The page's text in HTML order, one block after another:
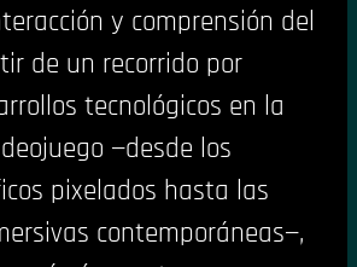
y comprensión del
de un recorrido por
tecnológicos en la
—desde los
pixelados hasta las
contemporáneas—,